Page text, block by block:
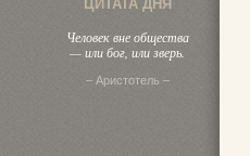
ЦИТАТА ДНЯ
Человек вне общества
— или бог, или зверь.
– Аристотель –